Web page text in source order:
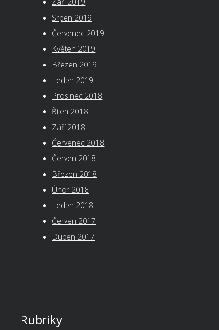
Srpen 2019
Červenec 2019
Květen 2019
Březen 2019
Leden 2019
Prosinec 2018
Říjen 2018
Září 2018
Červenec 2018
Červen 2018
Březen 2018
Únor 2018
Leden 2018
Červen 2017
Duben 2017
Rubriky